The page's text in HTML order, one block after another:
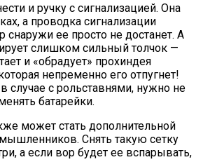
и ручку с сигнализацией. Она
а проводка сигнализации
снаружи ее просто не достанет. А
слишком сильный толчок —
и «обрадует» прохиндея
непременно его отпугнет!
случае с рольставнями, нужно не
батарейки.
может стать дополнительной
Снять такую сетку
а если вор будет ее вспарывать,